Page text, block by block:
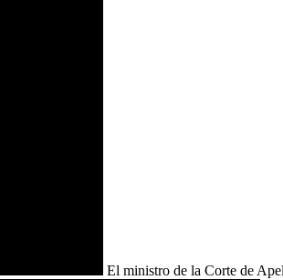
El ministro de la Corte de